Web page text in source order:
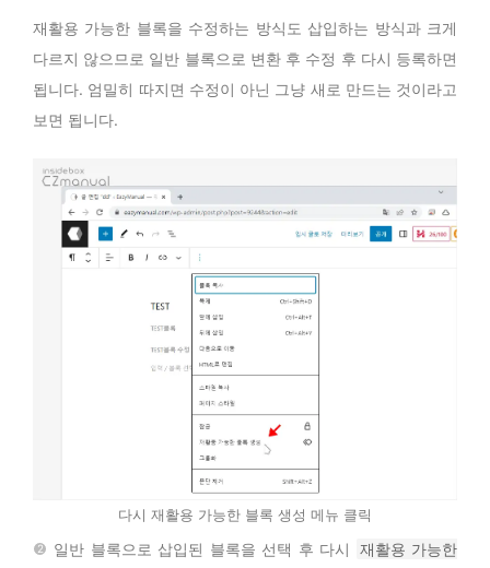
재활용 가능한 블록을 수정하는 방식도 삽입하는 방식과 크게
다르지 않으므로 일반 블록으로 변환 후 수정 후 다시 등록하면
됩니다. 엄밀히 따지면 수정이 아닌 그냥 새로 만드는 것이라고
보면 됩니다.
다시 재활용 가능한 블록 생성 메뉴 클릭
일반 블록으로 삽입된 블록을 선택 후 다시
재활용 가능한